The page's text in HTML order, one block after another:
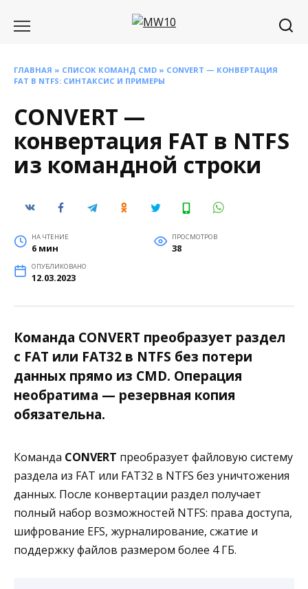
ГЛАВНАЯ » СПИСОК КОМАНД CMD » CONVERT — КОНВЕРТАЦИЯ
FAT В NTFS: СИНТАКСИС И ПРИМЕРЫ
CONVERT —
конвертация FAT в NTFS
из командной строки
НА ЧТЕНИЕ
6 мин
ПРОСМОТРОВ
38
ОПУБЛИКОВАНО
12.03.2023
Команда CONVERT преобразует раздел
с FAT или FAT32 в NTFS без потери
данных прямо из CMD. Операция
необратима — резервная копия
обязательна.
Команда CONVERT преобразует файловую систему
раздела из FAT или FAT32 в NTFS без уничтожения
данных. После конвертации раздел получает
полный набор возможностей NTFS: права доступа,
шифрование EFS, журналирование, сжатие и
поддержку файлов размером более 4 ГБ.